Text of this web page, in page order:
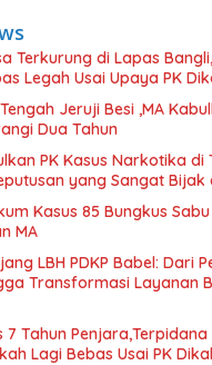
Terkurung di Lapas
Legah Usai Upaya PK
Jeruji Besi ,MA
Dua Tahun
PK Kasus Narkotika di
yang Sangat
Kasus 85 Bungkus
MA
LBH PDKP Babel: Dari
Transformasi Layanan
7 Tahun
Lagi Bebas Usai PK